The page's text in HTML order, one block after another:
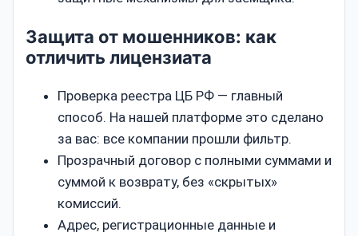
Защита от мошенников: как
отличить лицензиата
Проверка реестра ЦБ РФ — главный
способ. На нашей платформе это сделано
за вас: все компании прошли фильтр.
Прозрачный договор с полными суммами и
суммой к возврату, без «скрытых»
комиссий.
Адрес, регистрационные данные и